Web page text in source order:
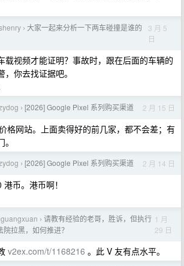
› 大家一起来分析一下两车碰撞是谁的
3 月 5
日
载视频才能证明？事故时，跟在后面的车辆的
你去找证据吧。
› [2026] Google Pixel 系列购买渠道 2 月 15 日
格网站。上面卖得好的前几家，都不会差；有
› [2026] Google Pixel 系列购买渠道 2 月 14 日
币。港币啊！
› 请教有经验的老哥，胜诉，但执行
拉黑，如何推进？
1 月
29 日
v2ex.com/t/1168216 。此 V 友有点水平。